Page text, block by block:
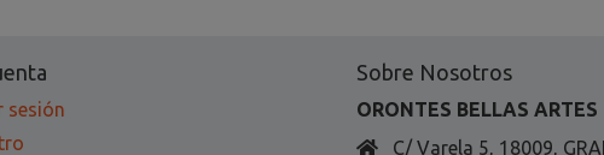
sesión
Sobre Nosotros
ORONTES BELLAS ARTES
C/ Varela 5, 18009,